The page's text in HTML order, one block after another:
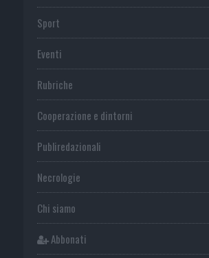
Sport
Eventi
Rubriche
Cooperazione e dintorni
Publiredazionali
Necrologie
Chi siamo
Abbonati